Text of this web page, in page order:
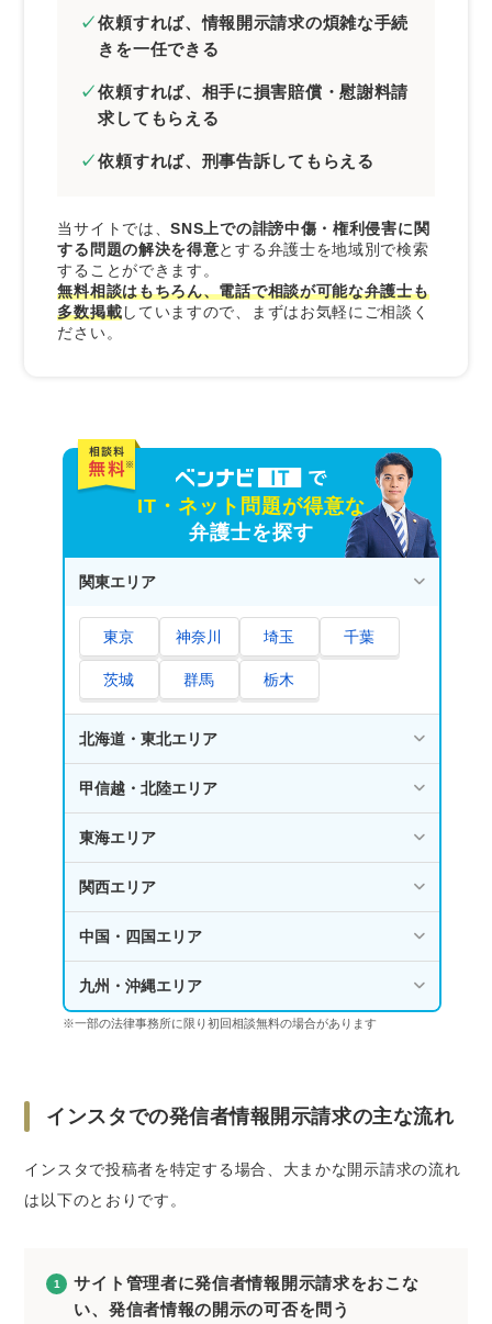
依頼すれば、情報開示請求の煩雑な手続
きを一任できる
依頼すれば、相手に損害賠償・慰謝料請
求してもらえる
依頼すれば、刑事告訴してもらえる
当サイトでは、SNS上での誹謗中傷・権利侵害に関
する問題の解決を得意とする弁護士を地域別で検索
することができます。
無料相談はもちろん、電話で相談が可能な弁護士も
多数掲載していますので、まずはお気軽にご相談く
ださい。
IT・ネット問題が得意な
弁護士を探す
関東エリア
東京 神奈川 埼玉 千葉
茨城 群馬 栃木
北海道・東北エリア
甲信越・北陸エリア
東海エリア
関西エリア
中国・四国エリア
九州・沖縄エリア
※一部の法律事務所に限り初回相談無料の場合があります
インスタでの発信者情報開示請求の主な流れ
インスタで投稿者を特定する場合、大まかな開示請求の流れ
は以下のとおりです。
サイト管理者に発信者情報開示請求をおこな
い、発信者情報の開示の可否を問う